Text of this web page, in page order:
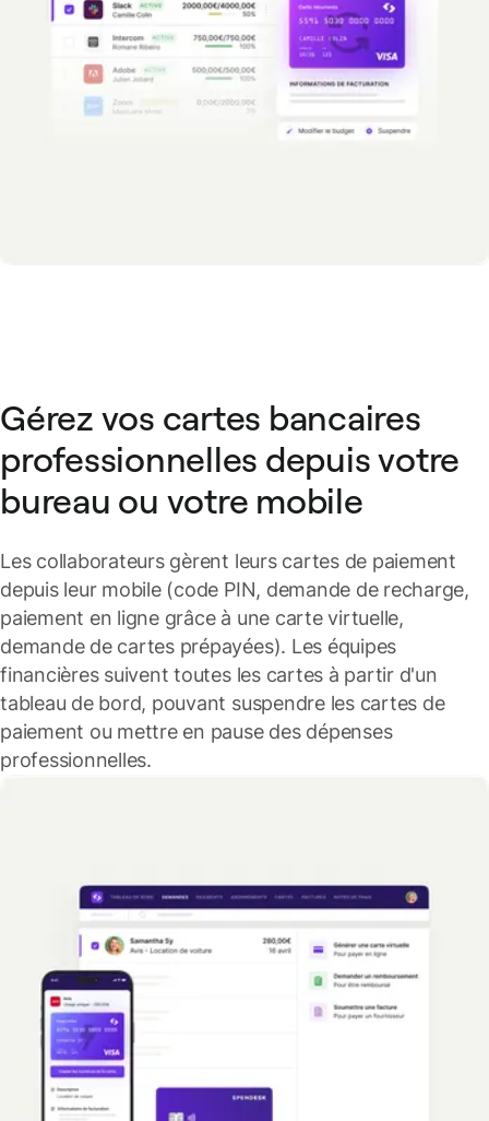
Gérez vos cartes bancaires
professionnelles depuis votre
bureau ou votre mobile
Les collaborateurs gèrent leurs cartes de paiement
depuis leur mobile (code PIN, demande de recharge,
paiement en ligne grâce à une carte virtuelle,
demande de cartes prépayées). Les équipes
financières suivent toutes les cartes à partir d'un
tableau de bord, pouvant suspendre les cartes de
paiement ou mettre en pause des dépenses
professionnelles.